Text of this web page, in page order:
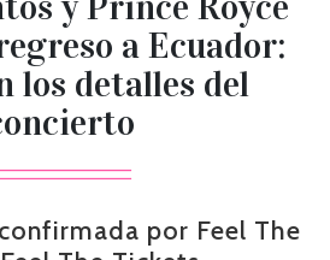
a Ecuador:
los detalles del
por Feel The